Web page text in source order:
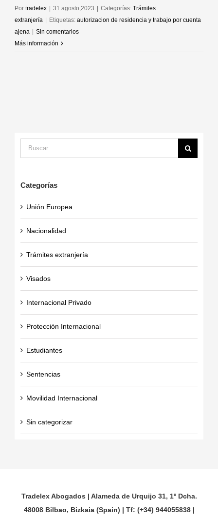
Por tradelex 31 agosto,2023 Categorías: Trámites
extranjería
Etiquetas: autorizacion de residencia y trabajo por cuenta
ajena
Sin comentarios
Más información
Buscar:
Categorías
Unión Europea
Nacionalidad
Trámites extranjería
Visados
Internacional Privado
Protección Internacional
Estudiantes
Sentencias
Movilidad Internacional
Sin categorizar
Tradelex Abogados | Alameda de Urquijo 31, 1º Dcha.
48008 Bilbao, Bizkaia (Spain) | Tf: (+34) 944055838 |